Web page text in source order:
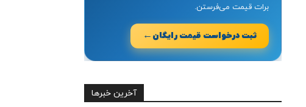
برات قیمت می‌فرستن.
ثبت درخواست قیمت رایگان ←
آخرین خبرها